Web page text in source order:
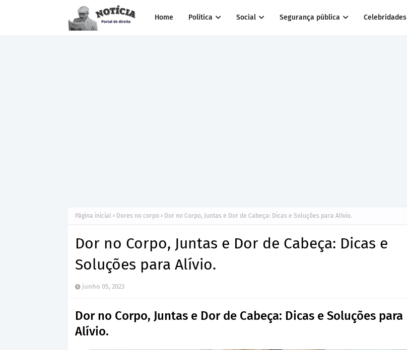
Home Política Social Segurança pública Celebridades
Página inicial Dores no corpo Dor no Corpo, Juntas e Dor de Cabeça: Dicas e Soluções para Alívio.
Dor no Corpo, Juntas e Dor de Cabeça: Dicas e
Soluções para Alívio.
junho 05, 2023
Dor no Corpo, Juntas e Dor de Cabeça: Dicas e Soluções para
Alívio.